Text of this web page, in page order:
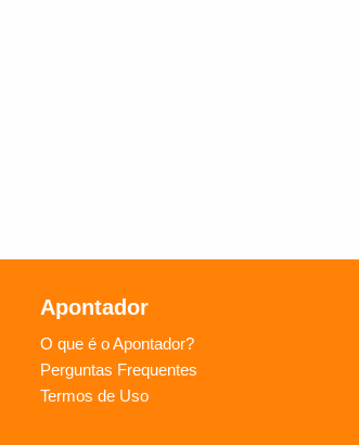
Apontador
O que é o Apontador?
Perguntas Frequentes
Termos de Uso